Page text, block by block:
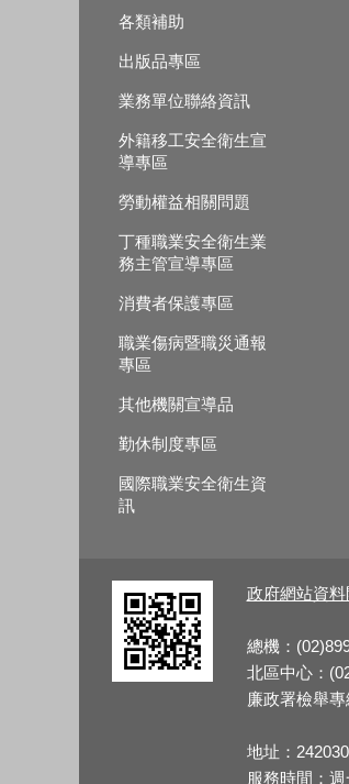
各類補助
出版品專區
業務單位聯絡資訊
外籍移工安全衛生宣
導專區
勞動權益相關問題
丁種職業安全衛生業
務主管宣導專區
消費者保護專區
職業傷病暨職災通報
專區
其他機關宣導品
勤休制度專區
國際職業安全衛生資
訊
政府網站資
總機：
北區中心：
廉政署檢舉
地址：
服務時間：